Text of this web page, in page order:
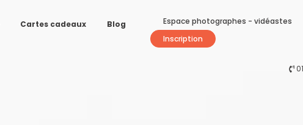
Cartes cadeaux
Blog
Espace photographes - vidéastes
Inscription